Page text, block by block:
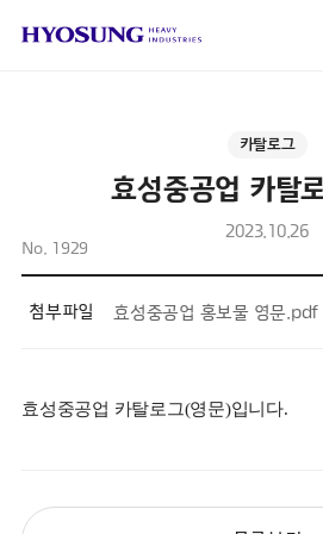
카탈로그
효성중공업 카탈
2023.10.26
No. 1929
첨부파일 효성중공업 홍보물 영문.pdf
효성중공업 카탈로그(영문)입니다.